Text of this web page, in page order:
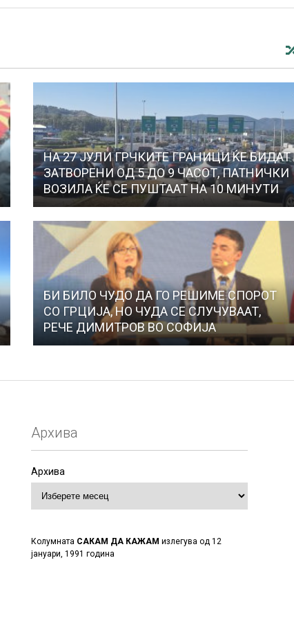
НА 27 ЈУЛИ ГРЧКИТЕ ГРАНИЦИ ЌЕ БИДАТ
ЗАТВОРЕНИ ОД 5 ДО 9 ЧАСОТ, ПАТНИЧКИ
ВОЗИЛА ЌЕ СЕ ПУШТААТ НА 10 МИНУТИ
БИ БИЛО ЧУДО ДА ГО РЕШИМЕ СПОРОТ
СО ГРЦИЈА, НО ЧУДА СЕ СЛУЧУВААТ,
РЕЧЕ ДИМИТРОВ ВО СОФИЈА
Архива
Архива
Колумната САКАМ ДА КАЖАМ излегува од 12
јануари, 1991 година